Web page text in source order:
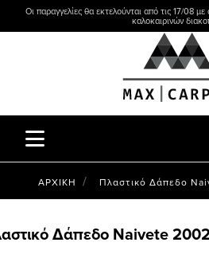
Οι παραγγελίες θα εκτελούνται από τις 17/08
καλοκαιρινών
ΑΡΧΙΚΗ Πλαστικό Δάπεδο
Δάπεδο Naivete